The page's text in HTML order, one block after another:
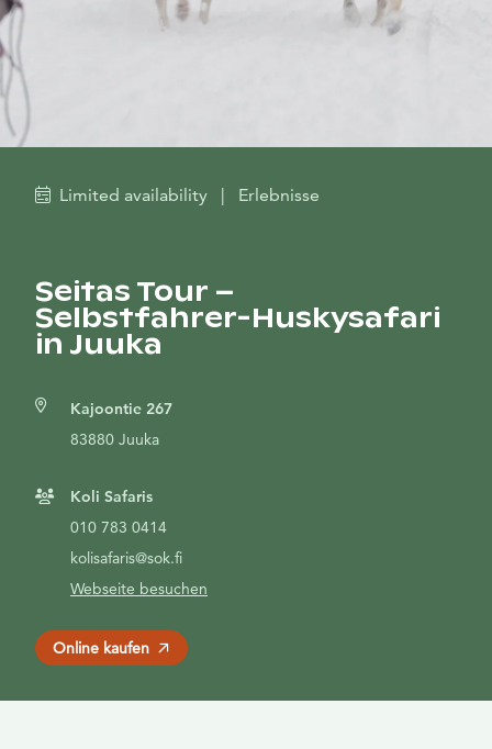
Limited availability | Erlebnisse
Seitas Tour –
Selbstfahrer-Huskysafari
in Juuka
Kajoontie 267
83880 Juuka
Koli Safaris
010 783 0414
kolisafaris@sok.fi
Webseite besuchen
Online kaufen